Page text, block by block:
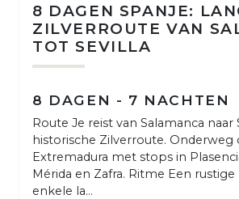
8 DAGEN SPANJE:
ZILVERROUTE VAN
TOT SEVILLA
8 DAGEN - 7 NACHTEN
Route Je reist van Salamanca naar
historische Zilverroute. Onderweg
Extremadura met stops in
Mérida en Zafra. Ritme Een
enkele la...